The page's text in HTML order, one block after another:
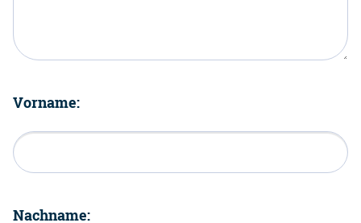
Vorname:
Nachname: